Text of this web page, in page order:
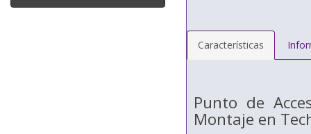
Características
Punto de
Montaje en